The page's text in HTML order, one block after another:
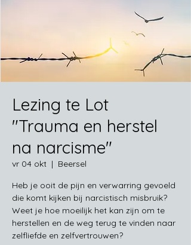
Lezing te Lot
"Trauma en herstel
na narcisme"
vr 04 okt
  |
Beersel
Heb je ooit de pijn en verwarring gevoeld
die komt kijken bij narcistisch misbruik?
Weet je hoe moeilijk het kan zijn om te
herstellen en de weg terug te vinden naar
zelfliefde en zelfvertrouwen?